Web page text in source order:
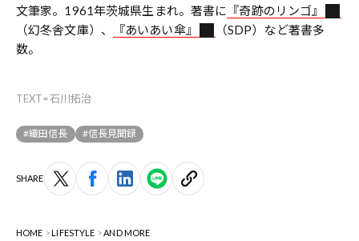
文筆家。1961年茨城県生まれ。著書に 『奇跡のリンゴ』
（幻冬舎文庫）、
『あいあい傘』
（SDP）など著書多
数。
TEXT=石川拓治
#織田信長 #信長見聞録
SHARE
HOME LIFESTYLE
AND MORE